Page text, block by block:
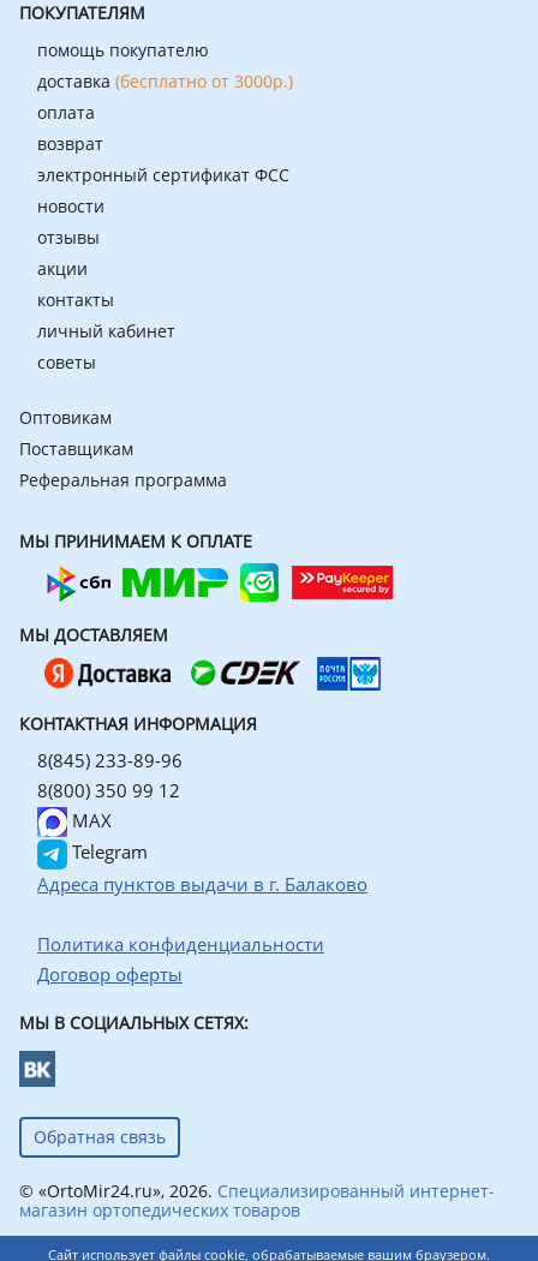
ПОКУПАТЕЛЯМ
помощь покупателю
доставка (бесплатно от 3000р.)
оплата
возврат
электронный сертификат ФСС
новости
отзывы
акции
контакты
личный кабинет
советы
Оптовикам
Поставщикам
Реферальная программа
МЫ ПРИНИМАЕМ К ОПЛАТЕ
МЫ ДОСТАВЛЯЕМ
КОНТАКТНАЯ ИНФОРМАЦИЯ
8(845) 233-89-96
8(800) 350 99 12
MAX
Telegram
Адреса пунктов выдачи в г. Балаково
Политика конфиденциальности
Договор оферты
МЫ В СОЦИАЛЬНЫХ СЕТЯХ:
Обратная связь
© «OrtoMir24.ru», 2026. Специализированный интернет-
магазин ортопедических товаров
Сайт использует файлы cookie, обрабатываемые вашим браузером.